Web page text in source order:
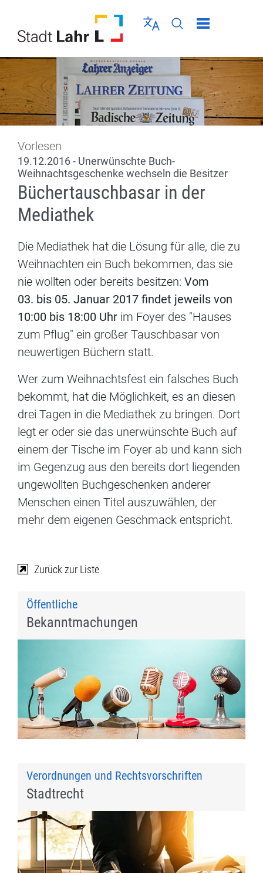
Sprache wählen
Seiten-Suche
Menü schließen
Vorlesen
19.12.2016 - Unerwünschte Buch-
Weihnachtsgeschenke wechseln die Besitzer
Büchertauschbasar in der
Mediathek
Die Mediathek hat die Lösung für alle, die zu
Weihnachten ein Buch bekommen, das sie
nie wollten oder bereits besitzen: Vom
03. bis 05. Januar 2017 findet jeweils von
10:00 bis 18:00 Uhr im Foyer des "Hauses
zum Pflug" ein großer Tauschbasar von
neuwertigen Büchern statt.
Wer zum Weihnachtsfest ein falsches Buch
bekommt, hat die Möglichkeit, es an diesen
drei Tagen in die Mediathek zu bringen. Dort
legt er oder sie das unerwünschte Buch auf
einem der Tische im Foyer ab und kann sich
im Gegenzug aus den bereits dort liegenden
ungewollten Buchgeschenken anderer
Menschen einen Titel auszuwählen, der
mehr dem eigenen Geschmack entspricht.
Zurück zur Liste
Öffentliche
Bekanntmachungen
Verordnungen und Rechtsvorschriften
Stadtrecht